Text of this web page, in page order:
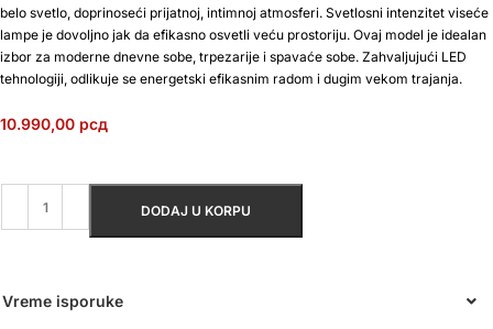
belo svetlo, doprinoseći prijatnoj, intimnoj atmosferi. Svetlosni intenzitet viseće
lampe je dovoljno jak da efikasno osvetli veću prostoriju. Ovaj model je idealan
izbor za moderne dnevne sobe, trpezarije i spavaće sobe. Zahvaljujući LED
tehnologiji, odlikuje se energetski efikasnim radom i dugim vekom trajanja.
10.990,00 рсд
DODAJ U KORPU
Vreme isporuke